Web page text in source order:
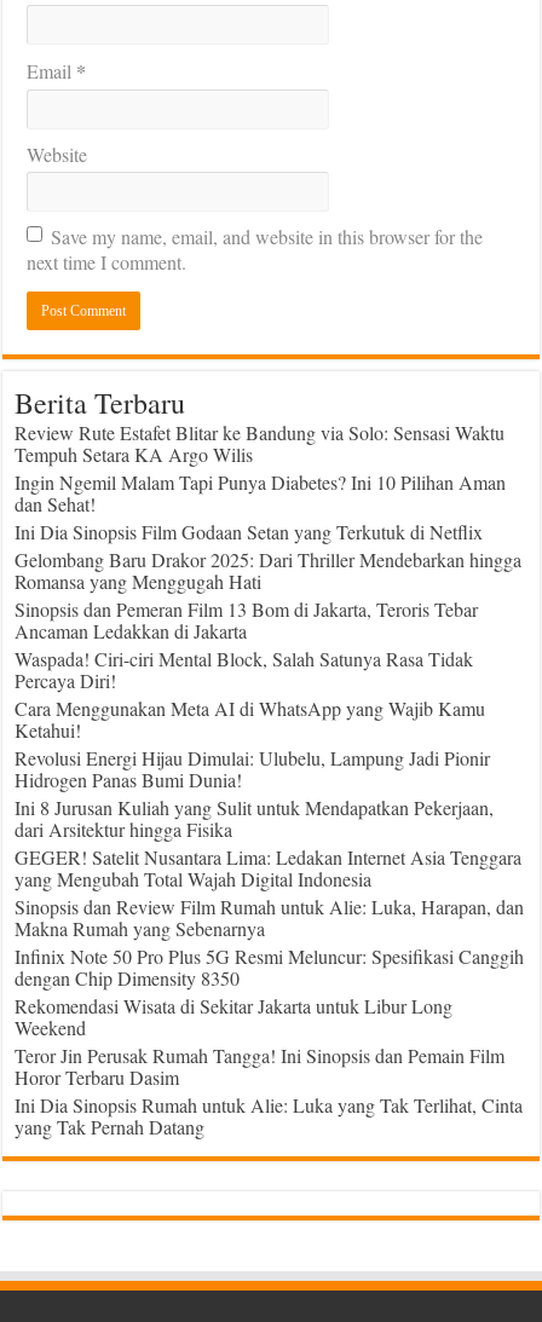
Email *
Website
Save my name, email, and website in this browser for the
next time I comment.
Berita Terbaru
Review Rute Estafet Blitar ke Bandung via Solo: Sensasi Waktu
Tempuh Setara KA Argo Wilis
Ingin Ngemil Malam Tapi Punya Diabetes? Ini 10 Pilihan Aman
dan Sehat!
Ini Dia Sinopsis Film Godaan Setan yang Terkutuk di Netflix
Gelombang Baru Drakor 2025: Dari Thriller Mendebarkan hingga
Romansa yang Menggugah Hati
Sinopsis dan Pemeran Film 13 Bom di Jakarta, Teroris Tebar
Ancaman Ledakkan di Jakarta
Waspada! Ciri-ciri Mental Block, Salah Satunya Rasa Tidak
Percaya Diri!
Cara Menggunakan Meta AI di WhatsApp yang Wajib Kamu
Ketahui!
Revolusi Energi Hijau Dimulai: Ulubelu, Lampung Jadi Pionir
Hidrogen Panas Bumi Dunia!
Ini 8 Jurusan Kuliah yang Sulit untuk Mendapatkan Pekerjaan,
dari Arsitektur hingga Fisika
GEGER! Satelit Nusantara Lima: Ledakan Internet Asia Tenggara
yang Mengubah Total Wajah Digital Indonesia
Sinopsis dan Review Film Rumah untuk Alie: Luka, Harapan, dan
Makna Rumah yang Sebenarnya
Infinix Note 50 Pro Plus 5G Resmi Meluncur: Spesifikasi Canggih
dengan Chip Dimensity 8350
Rekomendasi Wisata di Sekitar Jakarta untuk Libur Long
Weekend
Teror Jin Perusak Rumah Tangga! Ini Sinopsis dan Pemain Film
Horor Terbaru Dasim
Ini Dia Sinopsis Rumah untuk Alie: Luka yang Tak Terlihat, Cinta
yang Tak Pernah Datang